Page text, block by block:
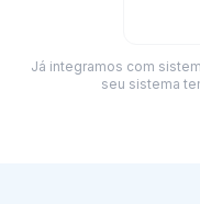
Já integramos com
seu sistema